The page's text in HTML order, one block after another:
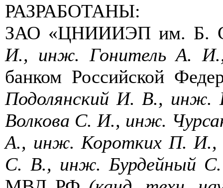
РАЗРАБОТАНЫ:
ЗАО «ЦНИИИЭП им. Б.
И., инж. Гонитель А.
банком Российской
Подолянский И. В.,
Волкова С. И., инж.
А., инж. Коротких П.
С. В., инж. Бурдейный